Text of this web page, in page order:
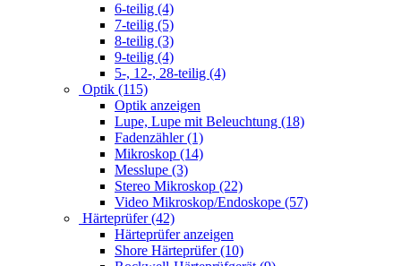
6-teilig (4)
7-teilig (5)
8-teilig (3)
9-teilig (4)
5-, 12-, 28-teilig (4)
Optik (115)
Optik anzeigen
Lupe, Lupe mit Beleuchtung (18)
Fadenzähler (1)
Mikroskop (14)
Messlupe (3)
Stereo Mikroskop (22)
Video Mikroskop/Endoskope (57)
Härteprüfer (42)
Härteprüfer anzeigen
Shore Härteprüfer (10)